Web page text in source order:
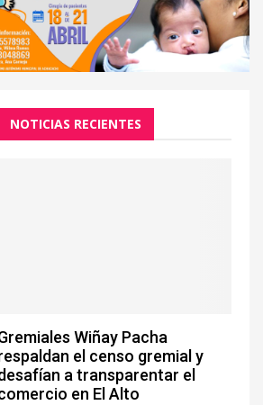
NOTICIAS RECIENTES
Wiñay Pacha
el censo gremial y
a transparentar el
en El Alto